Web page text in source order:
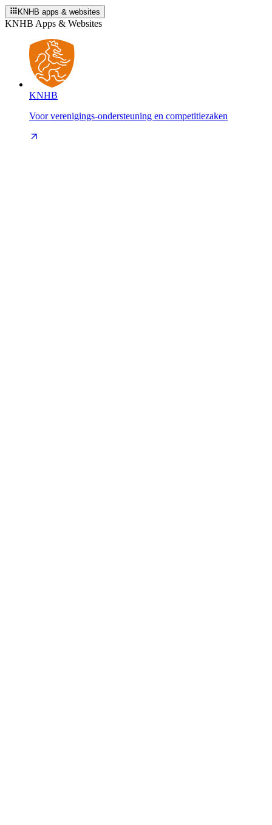
KNHB apps & websites
KNHB Apps & Websites
KNHB
Voor verenigings-ondersteuning en competitiezaken